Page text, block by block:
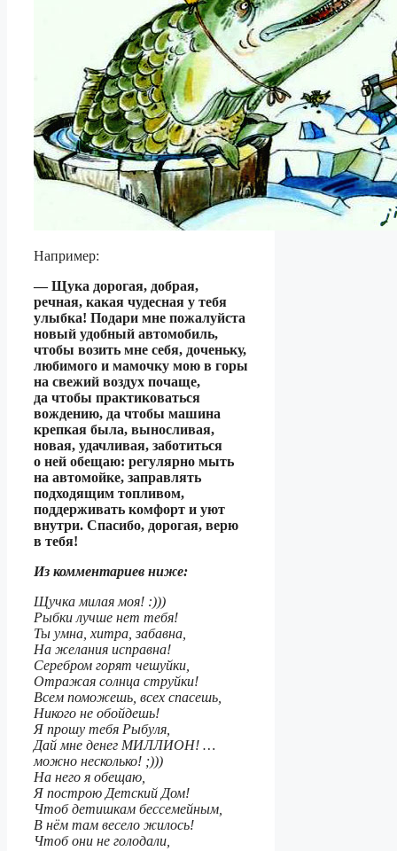
Например:
— Щука дорогая, добрая,
речная, какая чудесная у тебя
улыбка! Подари мне пожалуйста
новый удобный автомобиль,
чтобы возить мне себя, доченьку,
любимого и мамочку мою в горы
на свежий воздух почаще,
да чтобы практиковаться
вождению, да чтобы машина
крепкая была, выносливая,
новая, удачливая, заботиться
о ней обещаю: регулярно мыть
на автомойке, заправлять
подходящим топливом,
поддерживать комфорт и уют
внутри. Спасибо, дорогая, верю
в тебя!
Из комментариев ниже:
Щучка милая моя! :)))
Рыбки лучше нет тебя!
Ты умна, хитра, забавна,
На желания исправна!
Серебром горят чешуйки,
Отражая солнца струйки!
Всем поможешь, всех спасешь,
Никого не обойдешь!
Я прошу тебя Рыбуля,
Дай мне денег МИЛЛИОН! …
можно несколько! ;)))
На него я обещаю,
Я построю Детский Дом!
Чтоб детишкам бессемейным,
В нём там весело жилось!
Чтоб они не голодали,